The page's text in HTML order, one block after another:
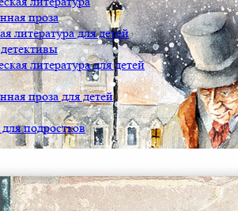
проза
литература для детей
литература для детей
проза для детей
подростков